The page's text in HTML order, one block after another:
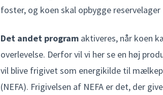
foster, og koen skal opbygge
Det andet program aktiveres, når koen
overlevelse. Derfor vil vi her se en høj
vil blive frigivet som energikilde til
(NEFA). Frigivelsen af NEFA er det, der